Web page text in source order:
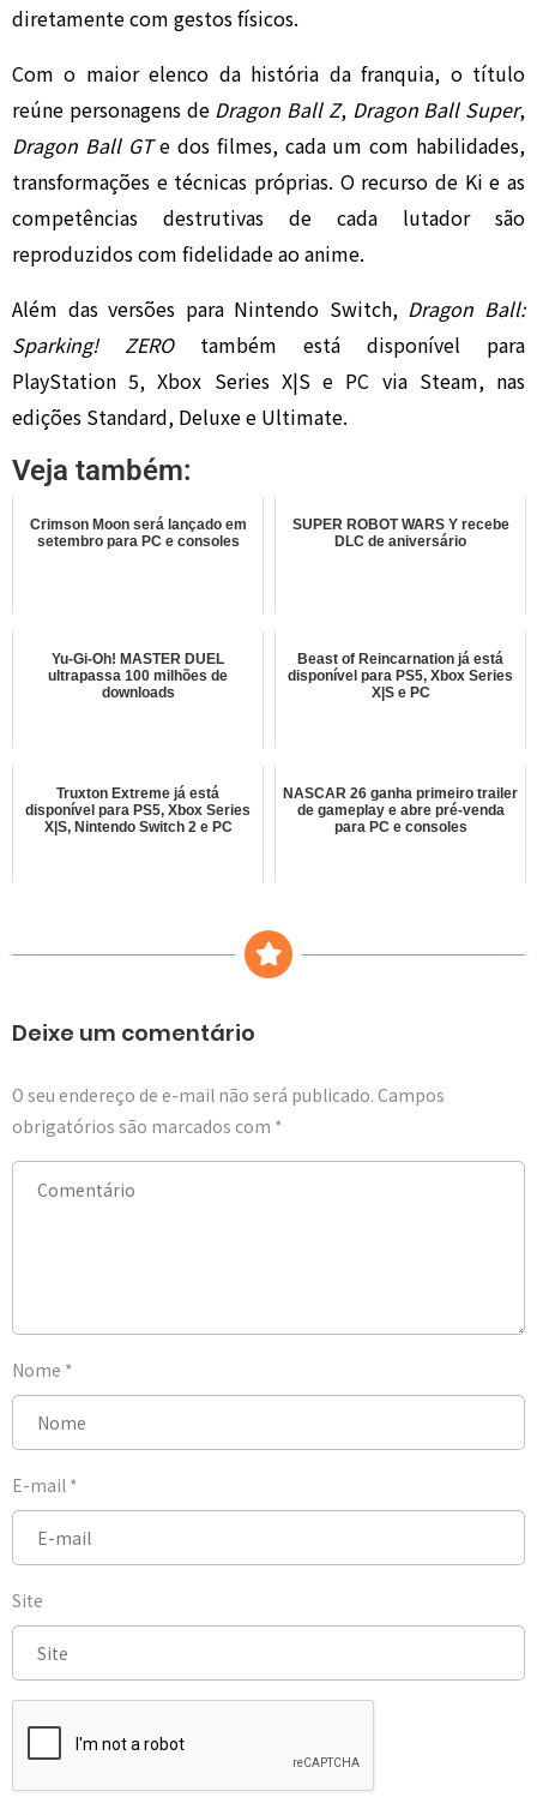
diretamente com gestos físicos.
Com o maior elenco da história da franquia, o título
reúne personagens de Dragon Ball Z, Dragon Ball Super,
Dragon Ball GTe dos filmes, cada um com habilidades,
transformações e técnicas próprias. O recurso de Ki e as
competências destrutivas de cada lutador são
reproduzidos com fidelidade ao anime.
Além das versões para Nintendo Switch, Dragon Ball:
Sparking! ZEROtambém está disponível para
PlayStation 5, Xbox Series X|S e PC via Steam, nas
edições Standard, Deluxe e Ultimate.
Veja também:
Crimson Moon será lançado em
setembro para PC e consoles
SUPER ROBOT WARS Y recebe
DLC de aniversário
Yu-Gi-Oh! MASTER DUEL
ultrapassa 100 milhões de
downloads
Beast of Reincarnation já está
disponível para PS5, Xbox Series
X|S e PC
Truxton Extreme já está
disponível para PS5, Xbox Series
X|S, Nintendo Switch 2 e PC
NASCAR 26 ganha primeiro trailer
de gameplay e abre pré-venda
para PC e consoles
Deixe um comentário
O seu endereço de e-mail não será publicado. Campos
obrigatórios são marcados com *
Nome *
E-mail *
Site